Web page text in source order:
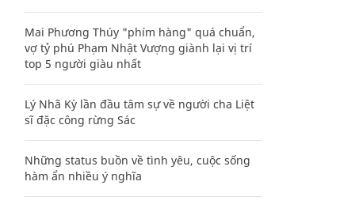
Mai Phương Thúy "phím hàng" quá chuẩn,
vợ tỷ phú Phạm Nhật Vượng giành lại vị trí
top 5 người giàu nhất
Lý Nhã Kỳ lần đầu tâm sự về người cha Liệt
sĩ đặc công rừng Sác
Những status buồn về tình yêu, cuộc sống
hàm ẩn nhiều ý nghĩa